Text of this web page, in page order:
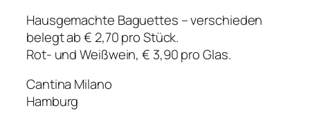
Hausgemachte Baguettes – verschieden
belegt ab € 2,70 pro Stück.
Rot- und Weißwein, € 3,90 pro Glas.
Cantina Milano
Hamburg